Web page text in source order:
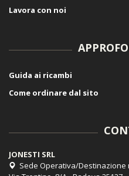
Lavora con noi
Guida ai ricambi
Come ordinare dal sito
JONESTI SRL
Sede Operativa/Destinazione